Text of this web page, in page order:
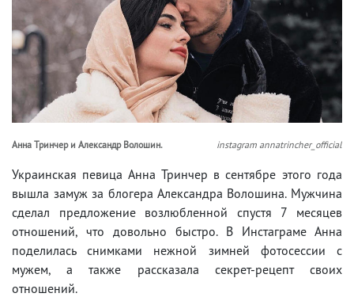
Анна Тринчер и Александр Волошин. instagram annatrincher_official
Украинская певица Анна Тринчер в сентябре этого года
вышла замуж за блогера Александра Волошина. Мужчина
сделал предложение возлюбленной спустя 7 месяцев
отношений, что довольно быстро. В Инстаграме Анна
поделилась снимками нежной зимней фотосессии с
мужем, а также рассказала секрет-рецепт своих
отношений.